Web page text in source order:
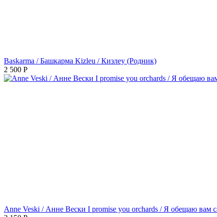
Baskarma / Башкарма Kizleu / Кизлеу (Родник)
2 500 Р
Anne Veski / Анне Вески I promise you orchards / Я обещаю вам